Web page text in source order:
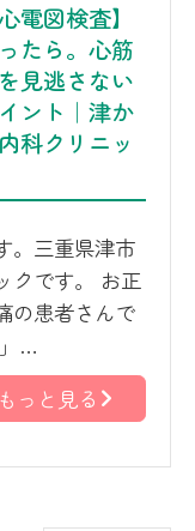
電図検査】
たら。心筋
見逃さない
ント｜津か
科クリニッ
。三重県津市
クです。 お正
の患者さんで
…
もっと見る